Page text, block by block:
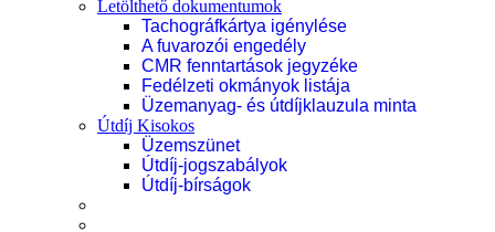
Letölthető dokumentumok
Tachográfkártya igénylése
A fuvarozói engedély
CMR fenntartások jegyzéke
Fedélzeti okmányok listája
Üzemanyag- és útdíjklauzula minta
Útdíj Kisokos
Üzemszünet
Útdíj-jogszabályok
Útdíj-bírságok